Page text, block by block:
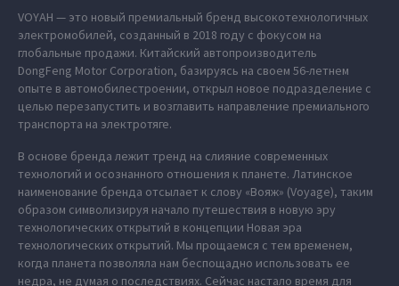
VOYAH — это новый премиальный бренд высокотехнологичных
электромобилей, созданный в 2018 году с фокусом на
глобальные продажи. Китайский автопроизводитель
DongFeng Motor Corporation, базируясь на своем 56-летнем
опыте в автомобилестроении, открыл новое подразделение с
целью перезапустить и возглавить направление премиального
транспорта на электротяге.
В основе бренда лежит тренд на слияние современных
технологий и осознанного отношения к планете. Латинское
наименование бренда отсылает к слову «Вояж» (Voyage), таким
образом символизируя начало путешествия в новую эру
технологических открытий в концепции Новая эра
технологических открытий. Мы прощаемся с тем временем,
когда планета позволяла нам беспощадно использовать ее
недра, не думая о последствиях. Сейчас настало время для